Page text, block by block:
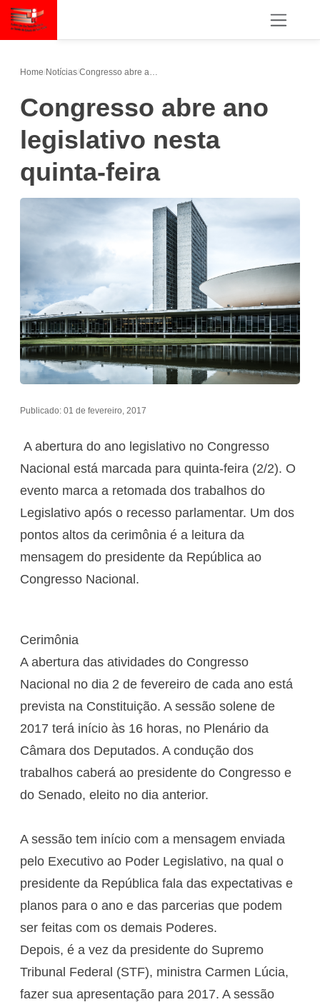
Home/Notícias/
Congresso abre ano
legislativo nesta
quinta-feira
Publicado: 01 de fevereiro, 2017
A abertura do ano legislativo no Congresso
Nacional está marcada para quinta-feira (2/2). O
evento marca a retomada dos trabalhos do
Legislativo após o recesso parlamentar. Um dos
pontos altos da cerimônia é a leitura da
mensagem do presidente da República ao
Congresso Nacional.
Cerimônia
A abertura das atividades do Congresso
Nacional no dia 2 de fevereiro de cada ano está
prevista na Constituição. A sessão solene de
2017 terá início às 16 horas, no Plenário da
Câmara dos Deputados. A condução dos
trabalhos caberá ao presidente do Congresso e
do Senado, eleito no dia anterior.
A sessão tem início com a mensagem enviada
pelo Executivo ao Poder Legislativo, na qual o
presidente da República fala das expectativas e
planos para o ano e das parcerias que podem
ser feitas com os demais Poderes.
Depois, é a vez da presidente do Supremo
Tribunal Federal (STF), ministra Carmen Lúcia,
fazer sua apresentação para 2017. A sessão